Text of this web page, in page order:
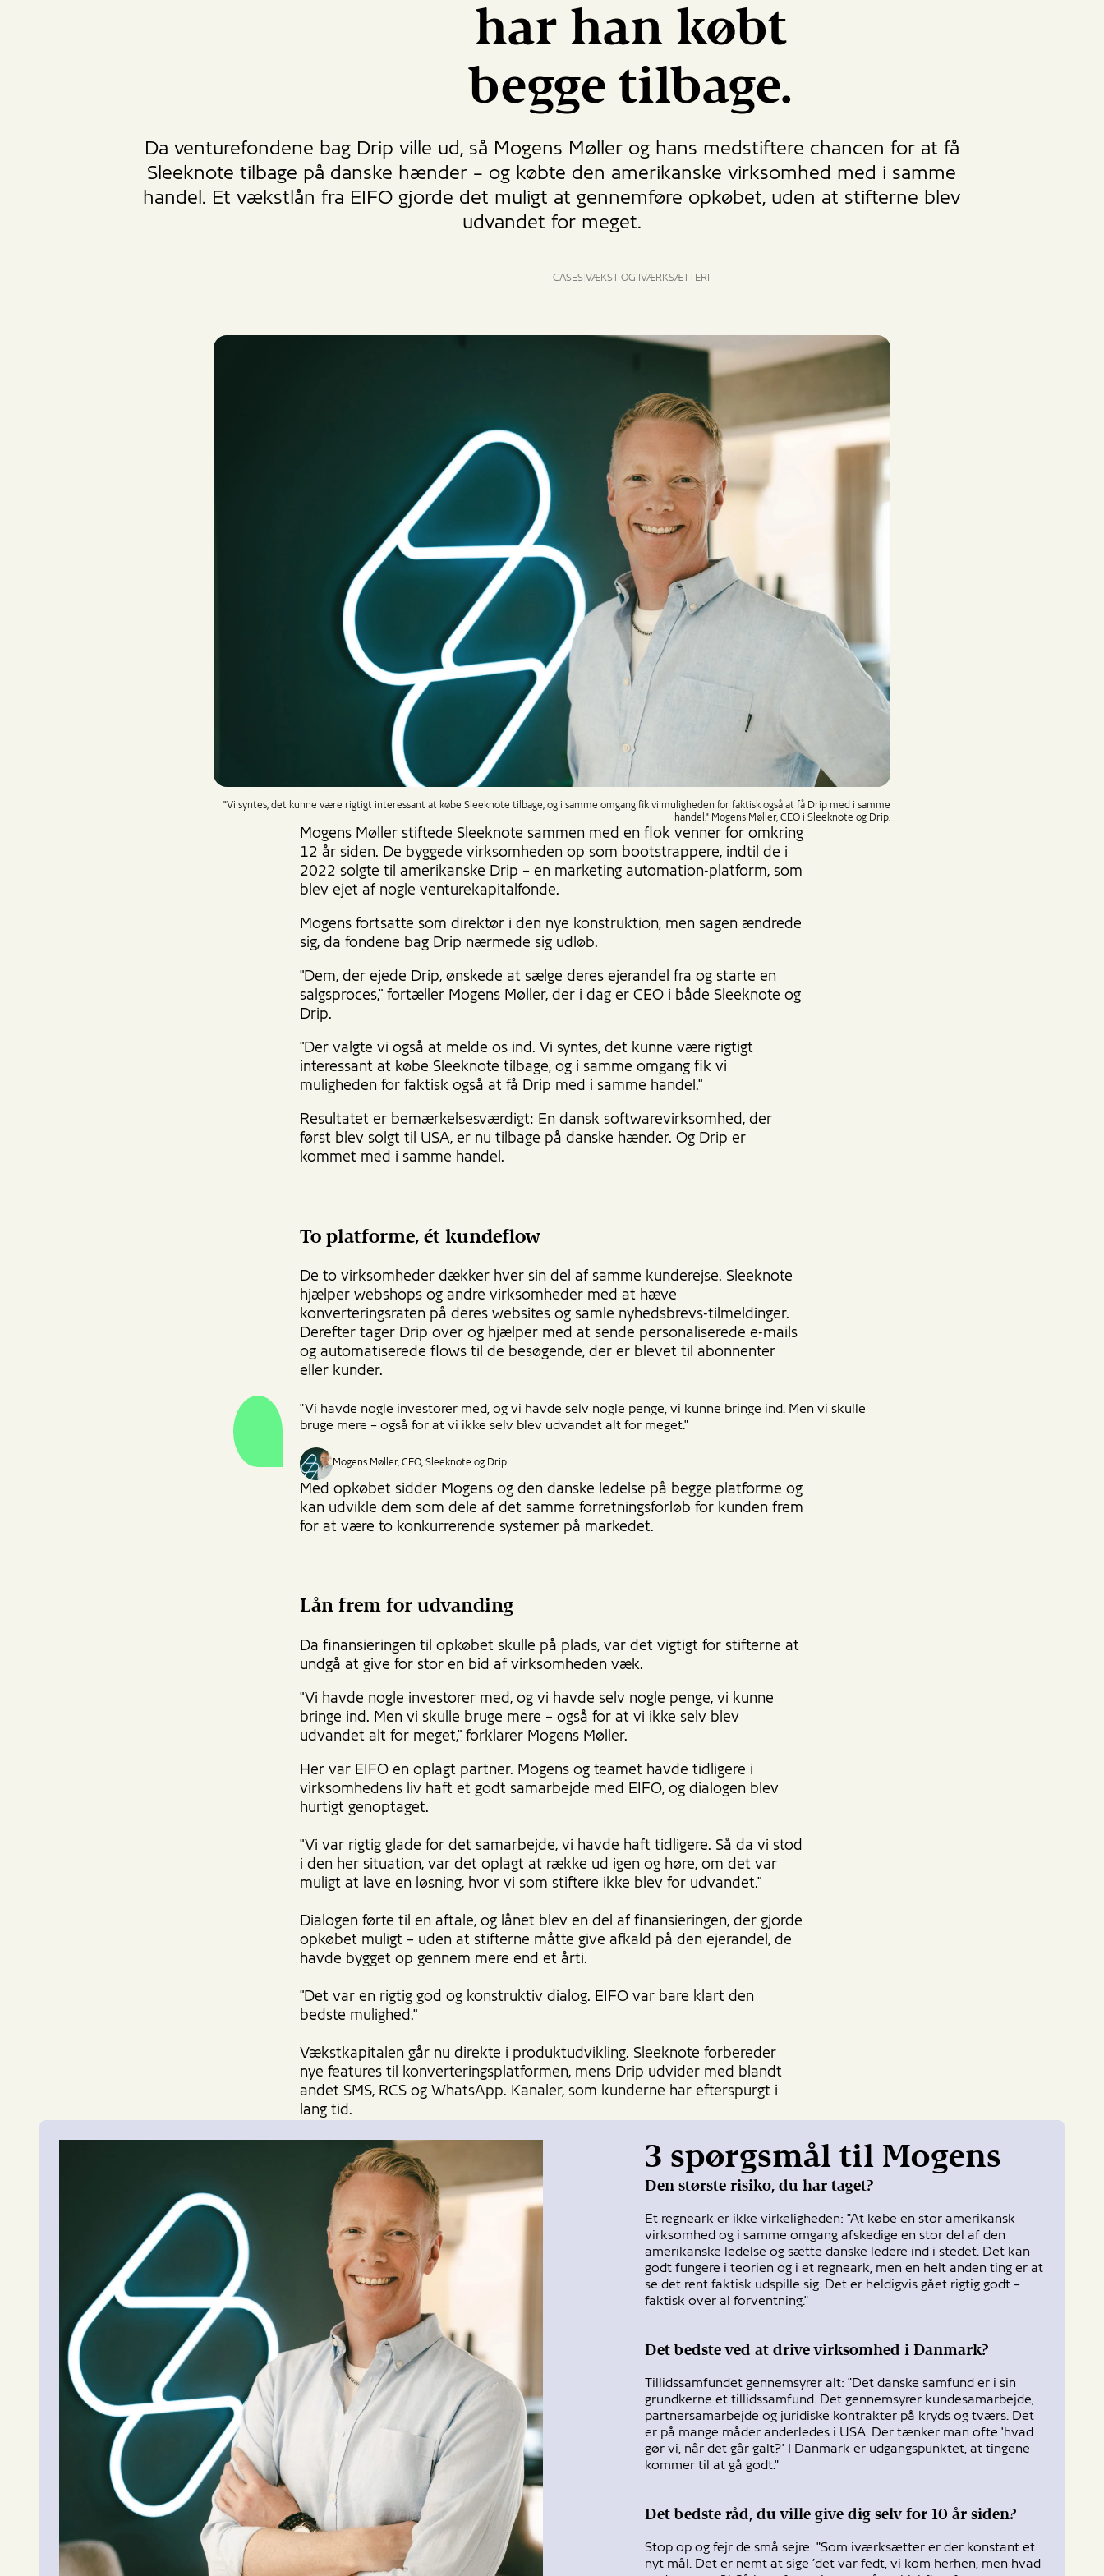
har han købt
begge tilbage.
Da venturefondene bag Drip ville ud, så Mogens Møller og hans medstiftere chancen for at få
Sleeknote tilbage på danske hænder – og købte den amerikanske virksomhed med i samme
handel. Et vækstlån fra EIFO gjorde det muligt at gennemføre opkøbet, uden at stifterne blev
udvandet for meget.
CASES VÆKST OG IVÆRKSÆTTERI
"Vi syntes, det kunne være rigtigt interessant at købe Sleeknote tilbage, og i samme omgang fik vi muligheden for faktisk også at få Drip med i samme
handel." Mogens Møller, CEO i Sleeknote og Drip.
Mogens Møller stiftede Sleeknote sammen med en flok venner for omkring
12 år siden. De byggede virksomheden op som bootstrappere, indtil de i
2022 solgte til amerikanske Drip – en marketing automation-platform, som
blev ejet af nogle venturekapitalfonde.
Mogens fortsatte som direktør i den nye konstruktion, men sagen ændrede
sig, da fondene bag Drip nærmede sig udløb.
"Dem, der ejede Drip, ønskede at sælge deres ejerandel fra og starte en
salgsproces," fortæller Mogens Møller, der i dag er CEO i både Sleeknote og
Drip.
"Der valgte vi også at melde os ind. Vi syntes, det kunne være rigtigt
interessant at købe Sleeknote tilbage, og i samme omgang fik vi
muligheden for faktisk også at få Drip med i samme handel."
Resultatet er bemærkelsesværdigt: En dansk softwarevirksomhed, der
først blev solgt til USA, er nu tilbage på danske hænder. Og Drip er
kommet med i samme handel.
To platforme, ét kundeflow
De to virksomheder dækker hver sin del af samme kunderejse. Sleeknote
hjælper webshops og andre virksomheder med at hæve
konverteringsraten på deres websites og samle nyhedsbrevs-tilmeldinger.
Derefter tager Drip over og hjælper med at sende personaliserede e-mails
og automatiserede flows til de besøgende, der er blevet til abonnenter
eller kunder.
"Vi havde nogle investorer med, og vi havde selv nogle penge, vi kunne bringe ind. Men vi skulle
bruge mere – også for at vi ikke selv blev udvandet alt for meget."
Mogens Møller, CEO, Sleeknote og Drip
Med opkøbet sidder Mogens og den danske ledelse på begge platforme og
kan udvikle dem som dele af det samme forretningsforløb for kunden frem
for at være to konkurrerende systemer på markedet.
Lån frem for udvanding
Da finansieringen til opkøbet skulle på plads, var det vigtigt for stifterne at
undgå at give for stor en bid af virksomheden væk.
"Vi havde nogle investorer med, og vi havde selv nogle penge, vi kunne
bringe ind. Men vi skulle bruge mere – også for at vi ikke selv blev
udvandet alt for meget," forklarer Mogens Møller.
Her var EIFO en oplagt partner. Mogens og teamet havde tidligere i
virksomhedens liv haft et godt samarbejde med EIFO, og dialogen blev
hurtigt genoptaget.
"Vi var rigtig glade for det samarbejde, vi havde haft tidligere. Så da vi stod
i den her situation, var det oplagt at række ud igen og høre, om det var
muligt at lave en løsning, hvor vi som stiftere ikke blev for udvandet."
Dialogen førte til en aftale, og lånet blev en del af finansieringen, der gjorde
opkøbet muligt – uden at stifterne måtte give afkald på den ejerandel, de
havde bygget op gennem mere end et årti.
"Det var en rigtig god og konstruktiv dialog. EIFO var bare klart den
bedste mulighed."
Vækstkapitalen går nu direkte i produktudvikling. Sleeknote forbereder
nye features til konverteringsplatformen, mens Drip udvider med blandt
andet SMS, RCS og WhatsApp. Kanaler, som kunderne har efterspurgt i
lang tid.
3 spørgsmål til Mogens
Den største risiko, du har taget?
Et regneark er ikke virkeligheden: "At købe en stor amerikansk
virksomhed og i samme omgang afskedige en stor del af den
amerikanske ledelse og sætte danske ledere ind i stedet. Det kan
godt fungere i teorien og i et regneark, men en helt anden ting er at
se det rent faktisk udspille sig. Det er heldigvis gået rigtig godt –
faktisk over al forventning."
Det bedste ved at drive virksomhed i Danmark?
Tillidssamfundet gennemsyrer alt: "Det danske samfund er i sin
grundkerne et tillidssamfund. Det gennemsyrer kundesamarbejde,
partnersamarbejde og juridiske kontrakter på kryds og tværs. Det
er på mange måder anderledes i USA. Der tænker man ofte 'hvad
gør vi, når det går galt?' I Danmark er udgangspunktet, at tingene
kommer til at gå godt."
Det bedste råd, du ville give dig selv for 10 år siden?
Stop op og fejr de små sejre: "Som iværksætter er der konstant et
nyt mål. Det er nemt at sige ’det var fedt, vi kom herhen, men hvad